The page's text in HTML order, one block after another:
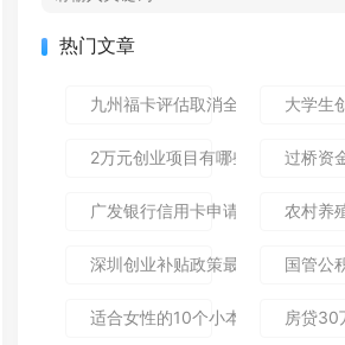
热门文章
九州福卡评估取消全攻略：避免自
大学生
2万元创业项目有哪些？10个小本
过桥资
广发银行信用卡申请攻略：用消
农村养
深圳创业补贴政策最新解读：这些
国管公
适合女性的10个小本创业项目 低
房贷30